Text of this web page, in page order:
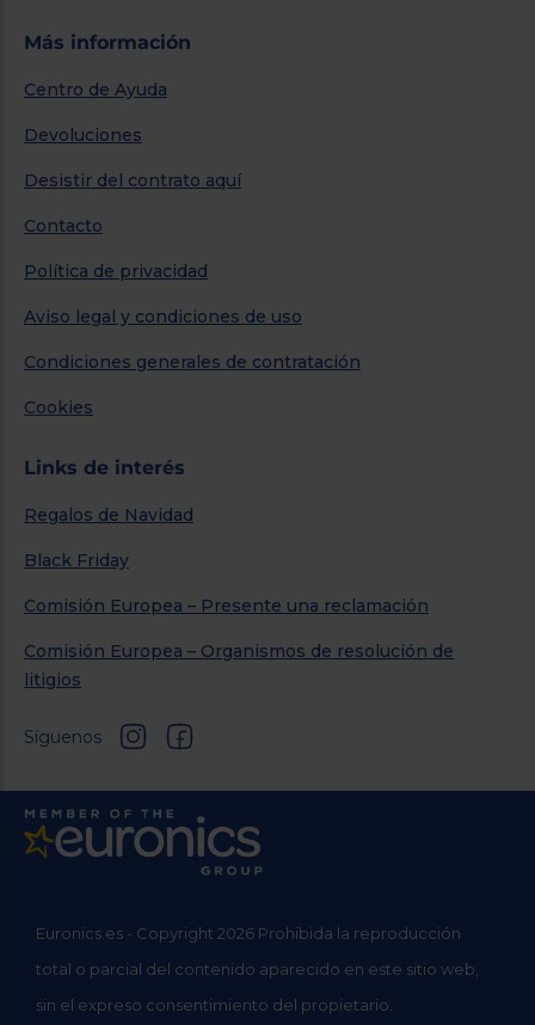
Más información
Centro de Ayuda
Devoluciones
Desistir del contrato aquí
Contacto
Política de privacidad
Aviso legal y condiciones de uso
Condiciones generales de contratación
Cookies
Links de interés
Regalos de Navidad
Black Friday
Comisión Europea – Presente una reclamación
Comisión Europea – Organismos de resolución de
litigios
Síguenos
Euronics.es - Copyright 2026 Prohibida la reproducción
total o parcial del contenido aparecido en este sitio web,
sin el expreso consentimiento del propietario.